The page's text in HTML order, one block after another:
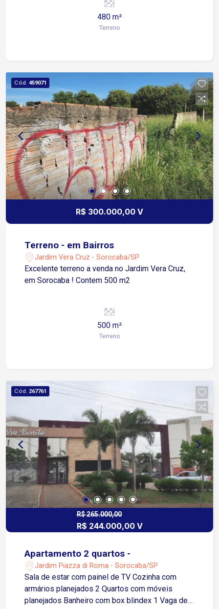
480 m²
Terreno
Cód. 459071
R$ 300.000,00 V
Terreno - em Bairros
Jardim Vera Cruz - Sorocaba/SP
Excelente terreno a venda no Jardim Vera Cruz,
em Sorocaba ! Contem 500 m2
500 m²
Terreno
Cód. 267761
R$ 265.000,00
R$ 244.000,00 V
Apartamento 2 quartos -
Jardim Piazza di Roma - Sorocaba/SP
Sala de estar com painel de TV Cozinha com
armários planejados 2 Quartos com móveis
planejados Banheiro com box blindex 1 Vaga de